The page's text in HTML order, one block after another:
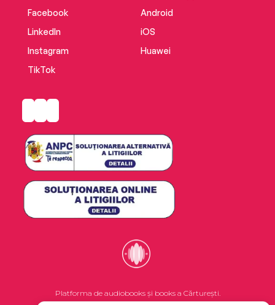
Facebook
LinkedIn
Instagram
TikTok
Android
iOS
Huawei
Platforma de audiobooks și books a Cărturești.